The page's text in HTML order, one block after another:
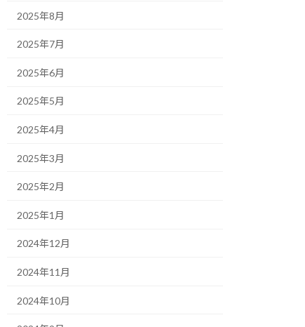
2025年8月
2025年7月
2025年6月
2025年5月
2025年4月
2025年3月
2025年2月
2025年1月
2024年12月
2024年11月
2024年10月